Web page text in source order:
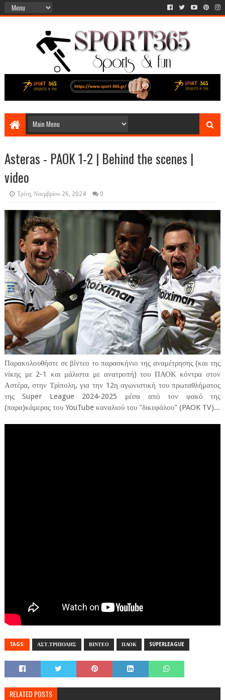
Asteras - PAOK 1-2 | Behind the scenes |
video
Τρίτη, Νοεμβρίου 26, 2024 0
Παρακολουθήστε σε βίντεο το παρασκήνιο της αναμέτρησης (και της
νίκης με 2-1 και μάλιστα με ανατροπή) του ΠΑΟΚ κόντρα στον
Αστέρα, στην Τρίπολη, για την 12η αγωνιστική του πρωταθλήματος
της Super League 2024-2025 μέσα από τον φακό της
(παρα)κάμερας του YouTube καναλιού του "δικεφάλου" (PAOK TV)...
TAGS: ΑΣΤ.ΤΡΙΠΟΛΗΣ ΒΙΝΤΕΟ ΠΑΟΚ SUPERLEAGUE
RELATED POSTS